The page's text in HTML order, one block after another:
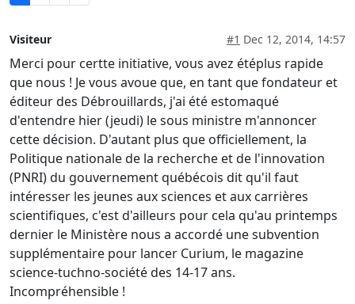
Visiteur #1 Dec 12, 2014, 14:57
Merci pour certte initiative, vous avez étéplus rapide
que nous ! Je vous avoue que, en tant que fondateur et
éditeur des Débrouillards, j'ai été estomaqué
d'entendre hier (jeudi) le sous ministre m'annoncer
cette décision. D'autant plus que officiellement, la
Politique nationale de la recherche et de l'innovation
(PNRI) du gouvernement québécois dit qu'il faut
intéresser les jeunes aux sciences et aux carrières
scientifiques, c'est d'ailleurs pour cela qu'au printemps
dernier le Ministère nous a accordé une subvention
supplémentaire pour lancer Curium, le magazine
science-tuchno-société des 14-17 ans.
Incompréhensible !